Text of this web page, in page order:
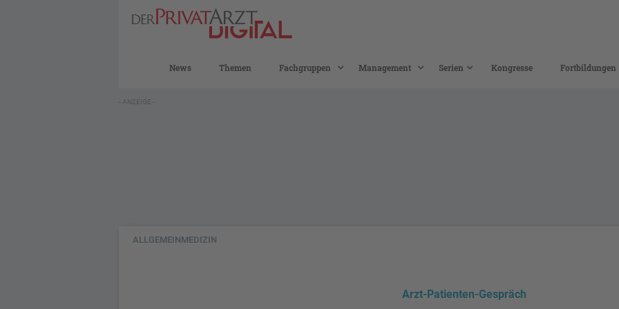
News Themen Fachgruppen Management Serien Kongresse Fortbildungen
- ANZEIGE -
ALLGEMEINMEDIZIN
Arzt-Patienten-Gespräch